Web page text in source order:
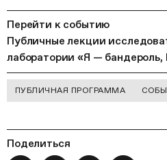
Перейти к событию
Публичные лекции
лаборатории «Я —
ПУБЛИЧНАЯ ПРОГРАММА
Поделиться